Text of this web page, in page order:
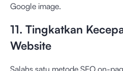
Google image.
11. Tingkatkan
Website
Salahs satu metode SEO on-